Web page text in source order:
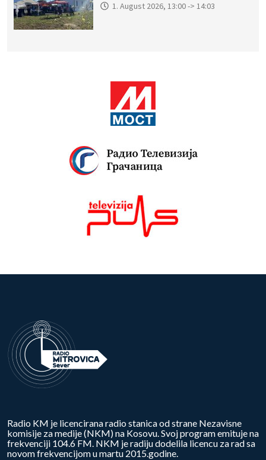
1. August 2026, 13:00 -> 14:03
Radio KM je licencirana radio stanica od strane Nezavisne
komisije za medije (NKM) na Kosovu. Svoj program emituje na
frekvenciji 104.6 FM. NKM je radiju dodelila licencu za rad sa
novom frekvencijom u martu 2015.godine.